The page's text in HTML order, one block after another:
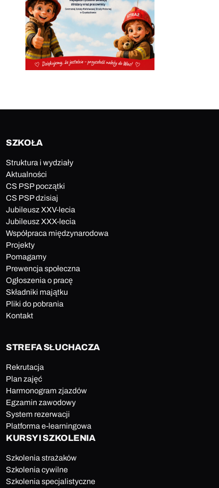
SZKOŁA
Struktura i wydziały
Aktualności
CS PSP początki
CS PSP dzisiaj
Jubileusz XXV-lecia
Jubileusz XXX-lecia
Współpraca międzynarodowa
Projekty
Pomagamy
Prewencja społeczna
Ogłoszenia o pracę
Składniki majątku
Pliki do pobrania
Kontakt
STREFA SŁUCHACZA
Rekrutacja
Plan zajęć
Harmonogram zjazdów
Egzamin zawodowy
System rezerwacji
Platforma e-learningowa
KURSY I SZKOLENIA
Szkolenia strażaków
Szkolenia cywilne
Szkolenia specjalistyczne